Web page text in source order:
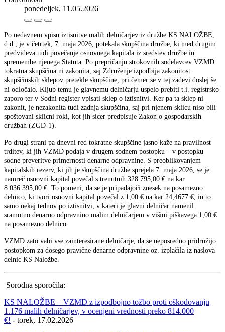
ponedeljek, 11.05.2026
Po nedavnem vpisu iztisnitve malih delničarjev iz družbe KS NALOŽBE,
d.d., je v četrtek, 7. maja 2026, potekala skupščina družbe, ki med drugim
predvideva tudi povečanje osnovnega kapitala iz sredstev družbe in
spremembe njenega Statuta. Po prepričanju strokovnih sodelavcev VZMD
tokratna skupščina ni zakonita, saj Združenje izpodbija zakonitost
skupščinskih sklepov pretekle skupščine, pri čemer se v tej zadevi doslej še
ni odločalo. Kljub temu je glavnemu delničarju uspelo prebiti t.i. registrsko
zaporo ter v Sodni register vpisati sklep o iztisnitvi. Ker pa ta sklep ni
zakonit, je nezakonita tudi zadnja skupščina, saj pri njenem sklicu niso bili
spoštovani sklicni roki, kot jih sicer predpisuje Zakon o gospodarskih
družbah (ZGD-1).
Po drugi strani pa dnevni red tokratne skupščine jasno kaže na pravilnost
trditev, ki jih VZMD podaja v drugem sodnem postopku – v postopku
sodne preveritve primernosti denarne odpravnine. S preoblikovanjem
kapitalskih rezerv, ki jih je skupščina družbe sprejela 7. maja 2026, se je
namreč osnovni kapital povečal s trenutnih 328.795,00 € na kar
8.036.395,00 €. To pomeni, da se je pripadajoči znesek na posamezno
delnico, ki tvori osnovni kapital povečal z 1,00 € na kar 24,4677 €, in to
samo nekaj tednov po iztisnitvi, v kateri je glavni delničar namenil
sramotno denarno odpravnino malim delničarjem v višini piškavega 1,00 €
na posamezno delnico.
VZMD zato vabi vse zainteresirane delničarje, da se neposredno pridružijo
postopkom za dosego pravične denarne odpravnine oz. izplačila iz naslova
delnic KS Naložbe.
Sorodna sporočila:
KS NALOŽBE – VZMD z izpodbojno tožbo proti oškodovanju
1.176 malih delničarjev, v ocenjeni vrednosti preko 814.000
€! - torek, 17.02.2026